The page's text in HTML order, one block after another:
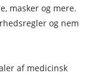
masker og mere.
og nem
af medicinsk